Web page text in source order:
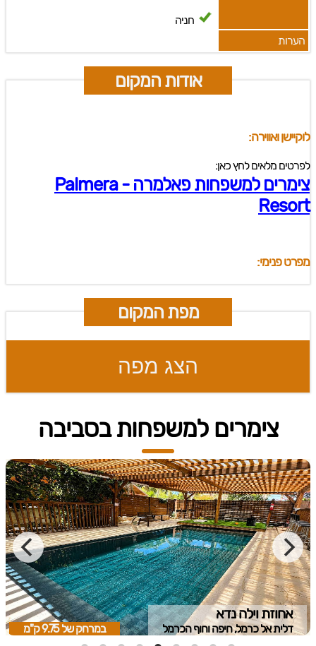
חניה
הערות
אודות המקום
לוקיישן ואווירה:
לפרטים מלאים לחץ כאן:
צימרים למשפחות פאלמרה - Palmera
Resort
מפרט פנימי:
מפת המקום
הצג מפה
צימרים למשפחות בסביבה
אחוזת וילה נדא
דלית אל כרמל, חיפה וחוף הכרמל במרחק של 9.75 ק"מ